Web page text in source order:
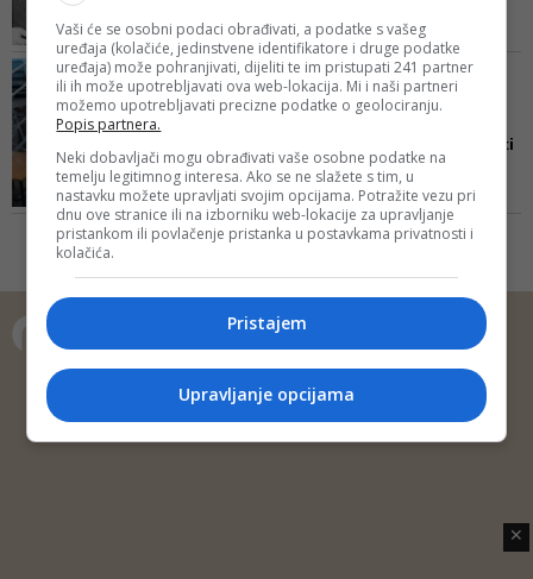
mir, slažu se da nezavisna BiH
nikome ne odgovara
Turci su “oživili” Aliju već prvim
snimljenim kadrovima. Karadžić
ionako nije umro.
POSLIJE SERIJA I FILMOVA O
IZETBEGOVIĆU I KARADŽIĆU
Bh. glumac Slaven
Knezović: Mi ćemo snimiti
film o...
Dodao je kako i najave o
snimanju filmova o Izetbegoviću i
Karadžiću pokazuju da u BiH još
Copyright © 2014 Depo Portal
Kontakt Marketing
Privatnost korisnika
O nama
✕
Vaši će se osobni podaci obrađivati, a podatke s vašeg
uređaja (kolačiće, jedinstvene identifikatore i druge podatke
uređaja) može pohranjivati, dijeliti te im pristupati 241 partner
ili ih može upotrebljavati ova web-lokacija. Mi i naši partneri
možemo upotrebljavati precizne podatke o geolociranju.
Popis partnera.
Neki dobavljači mogu obrađivati vaše osobne podatke na
temelju legitimnog interesa. Ako se ne slažete s tim, u
nastavku možete upravljati svojim opcijama. Potražite vezu pri
dnu ove stranice ili na izborniku web-lokacije za upravljanje
pristankom ili povlačenje pristanka u postavkama privatnosti i
kolačića.
Pristajem
Upravljanje opcijama